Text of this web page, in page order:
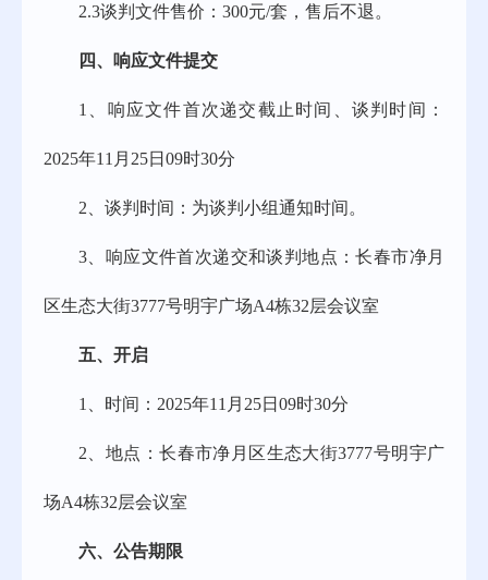
2.3谈判文件售价： 300元/套，售后不退。
四、 响应文件提交
1、 响应文件首次递交截止时间、谈判时间：
2025年11 月 25日 09时30分
2、 谈判时间：为谈判小组通知时间。
3、 响应文件首次递交和谈判地点：长春市净月
区生态大街3777号明宇广场A4栋32层会议室
五、 开启
1、 时间： 2025年11 月 25日 09时30分
2、 地点：长春市净月区生态大街3777号明宇广
场A4栋32层会议室
六、 公告期限